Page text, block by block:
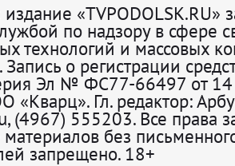
«TVPODOLSK.RU»
по надзору в сфере
технологий и массовых
о регистрации
Эл № ФС77-66497 от 14
«Кварц». Гл. редактор:
(4967) 555203. Все права
без
запрещено. 18+